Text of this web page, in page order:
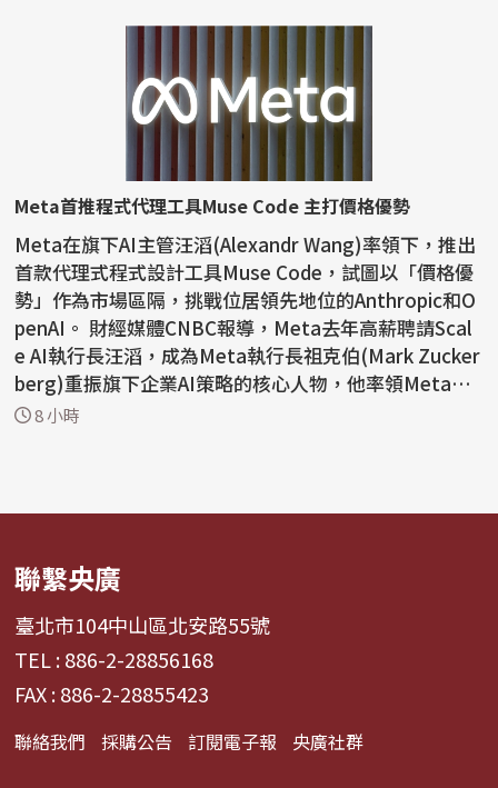
Meta首推程式代理工具Muse Code 主打價格優勢
Meta在旗下AI主管汪滔(Alexandr Wang)率領下，推出
首款代理式程式設計工具Muse Code，試圖以「價格優
勢」作為市場區隔，挑戰位居領先地位的Anthropic和O
penAI。 財經媒體CNBC報導，Meta去年高薪聘請Scal
e AI執行長汪滔，成為Meta執行長祖克伯(Mark Zucker
berg)重振旗下企業AI策略的核心人物，他率領Meta超
級智慧實驗室...
8 小時
聯繫央廣
臺北市104中山區北安路55號
TEL : 886-2-28856168
FAX : 886-2-28855423
聯絡我們 採購公告 訂閱電子報 央廣社群